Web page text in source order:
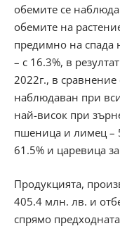
обемите се
обемите на
предимно на спада
– с 16.3%, в
2022г., в
наблюдаван при
най-висок при
пшеница и лимец –
61.5% и царевица
Продукцията,
405.4 млн. лв. и
спрямо